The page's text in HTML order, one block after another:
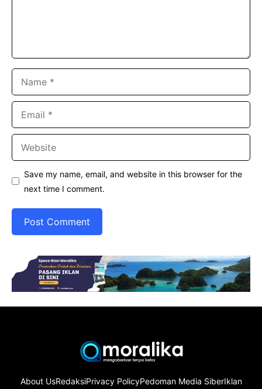
Save my name, email, and website in this browser for the
next time I comment.
About UsRedaksiPrivacy PolicyPedoman Media SiberIklan